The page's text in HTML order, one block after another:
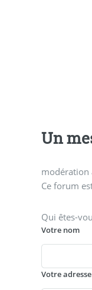
Un
modération
Ce forum
Qui êtes-
Votre nom
Votre